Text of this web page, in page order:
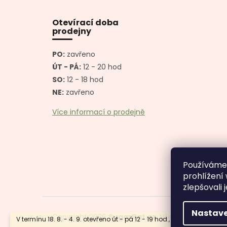
prohlížení
zlepšovali
V termínu 18. 8. - 4. 9. otevřeno út - pá 12 - 19 hod., so, ne a po zavřeno
Otevírací doba
prodejny
PO: zavřeno
ÚT - PÁ: 12 - 20 hod
SO: 12 - 18 hod
NE: zavřeno
Více informací o prodejně
Copyright 2026SugarBat.cz. Všechna práva